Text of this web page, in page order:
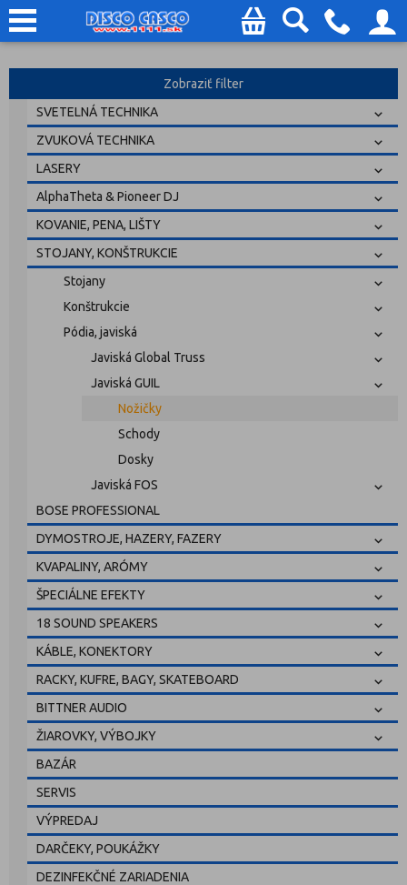
Zobraziť filter
SVETELNÁ TECHNIKA
ZVUKOVÁ TECHNIKA
LASERY
AlphaTheta & Pioneer DJ
KOVANIE, PENA, LIŠTY
STOJANY, KONŠTRUKCIE
Stojany
Konštrukcie
Pódia, javiská
Javiská Global Truss
Javiská GUIL
Nožičky
Schody
Dosky
Javiská FOS
BOSE PROFESSIONAL
DYMOSTROJE, HAZERY, FAZERY
KVAPALINY, ARÓMY
ŠPECIÁLNE EFEKTY
18 SOUND SPEAKERS
KÁBLE, KONEKTORY
RACKY, KUFRE, BAGY, SKATEBOARD
BITTNER AUDIO
ŽIAROVKY, VÝBOJKY
BAZÁR
SERVIS
VÝPREDAJ
DARČEKY, POUKÁŽKY
DEZINFEKČNÉ ZARIADENIA